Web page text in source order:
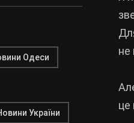
Одеси
України
не
це